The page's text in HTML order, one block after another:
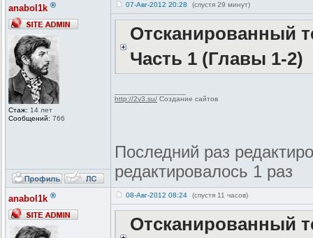
anabol1k ®
Стаж: 14 лет
Сообщений: 766
07-Авг-2012 20:28 (спустя 29 минут)
Отсканированный
Часть 1 (Главы 1-2)
http://2v3.su/ Создание сайтов
Последний раз
редактировалось 1 раз
anabol1k ® 08-Авг-2012 08:24 (спустя 11 часов)
Отсканированный